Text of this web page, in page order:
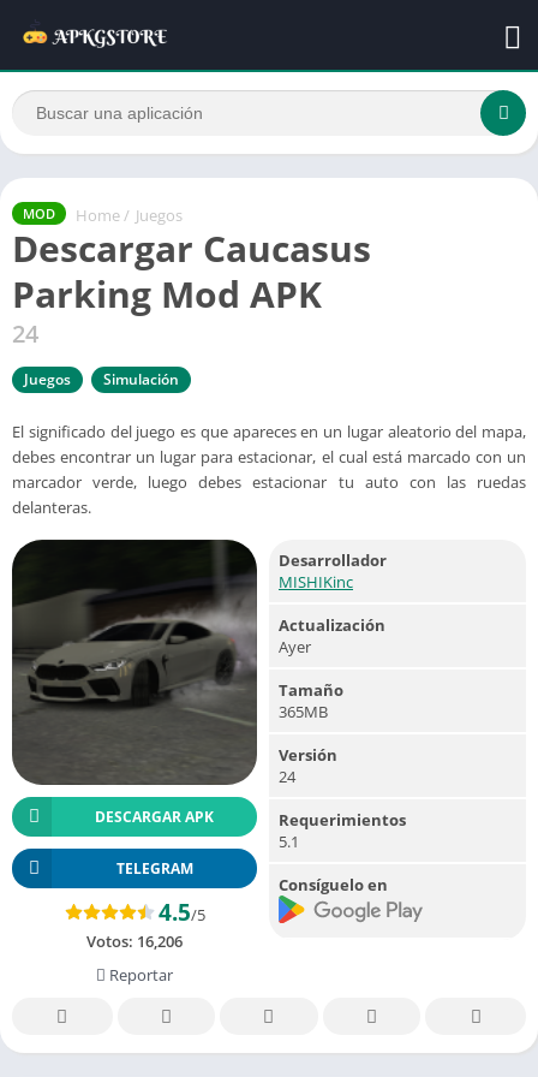
MOD Home / Juegos
Descargar Caucasus
Parking Mod APK
24
Juegos Simulación
El significado del juego es que apareces en un lugar aleatorio del mapa,
debes encontrar un lugar para estacionar, el cual está marcado con un
marcador verde, luego debes estacionar tu auto con las ruedas
delanteras.
DESCARGAR APK
TELEGRAM
4.5/5
Votos: 16,206
Reportar
Desarrollador
MISHIKinc
Actualización
Ayer
Tamaño
365MB
Versión
24
Requerimientos
5.1
Consíguelo en